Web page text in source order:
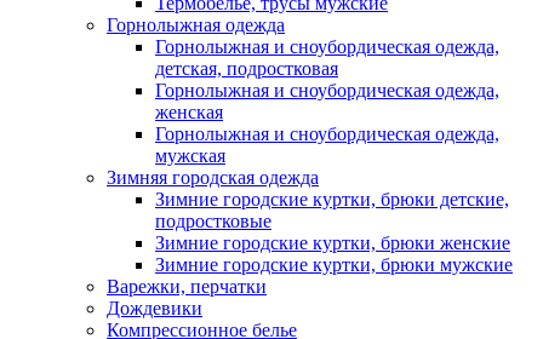
Горнолыжная одежда
Горнолыжная и сноубордическая одежда,
детская, подростковая
Горнолыжная и сноубордическая одежда,
женская
Горнолыжная и сноубордическая одежда,
мужская
Зимняя городская одежда
Зимние городские куртки, брюки детские,
подростковые
Зимние городские куртки, брюки женские
Зимние городские куртки, брюки мужские
Варежки, перчатки
Дождевики
Компрессионное белье